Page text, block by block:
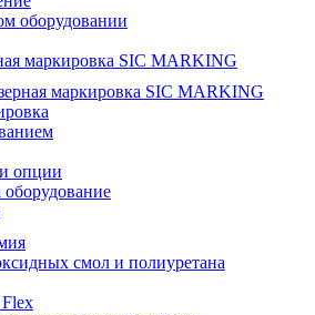
оборудовании
маркировка SIC MARKING
маркировка SIC MARKING
опции
оборудование
смол и полиуретана